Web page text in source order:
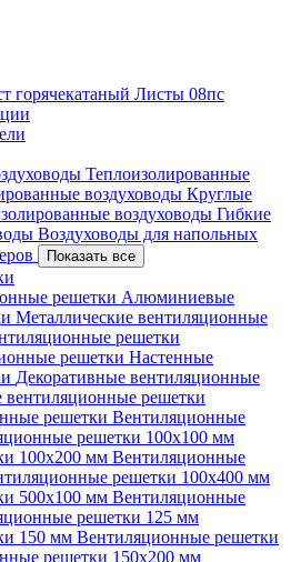
горячекатаный Листы 08пс
Теплоизолированные
воздуховоды Круглые
воздуховоды Гибкие
Воздуховоды для напольных
Показать все
решетки Алюминиевые
Металлические вентиляционные
решетки
решетки Настенные
Декоративные вентиляционные
вентиляционные решетки
решетки Вентиляционные
решетки 100х100 мм
100х200 мм Вентиляционные
решетки 100х400 мм
500х100 мм Вентиляционные
решетки 125 мм
150 мм Вентиляционные решетки
решетки 150х200 мм